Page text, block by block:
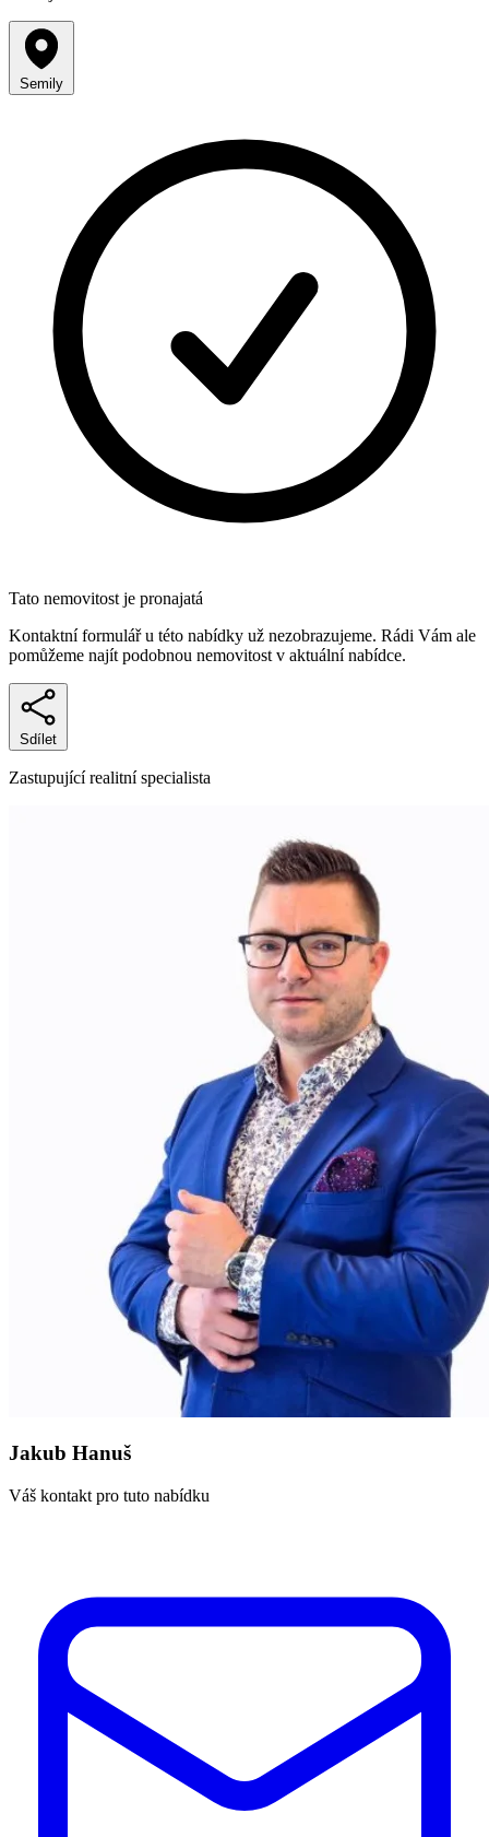
Semily
Tato nemovitost je pronajatá
Kontaktní formulář u této nabídky už nezobrazujeme. Rádi Vám ale
pomůžeme najít podobnou nemovitost v aktuální nabídce.
Sdílet
Zastupující realitní specialista
Jakub Hanuš
Váš kontakt pro tuto nabídku